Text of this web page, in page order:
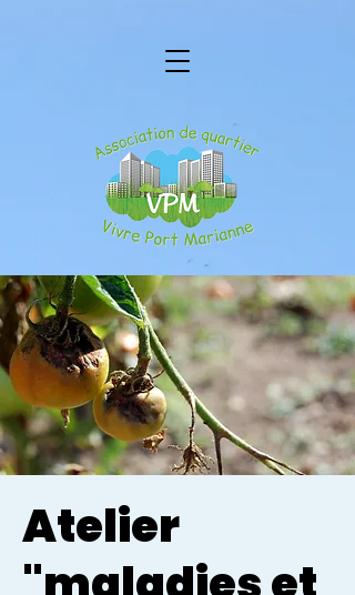
Atelier